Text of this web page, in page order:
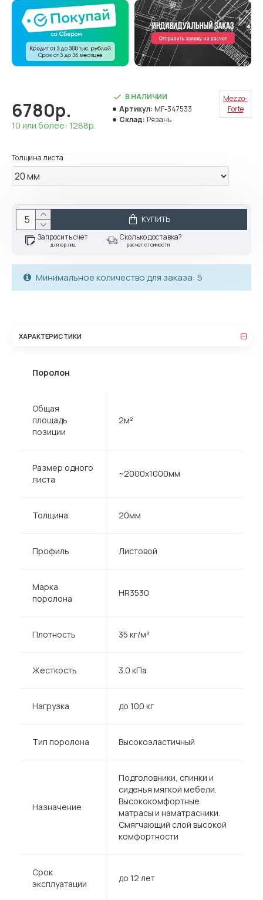
6780р.
10 или более: 1288р.
В НАЛИЧИИ
Артикул: MF-347533
Склад: Рязань
Mezzo-
Forte
Толщина листа
КУПИТЬ
Запросить счет
для юр.лиц
Сколько доставка?
расчет стоимости
Минимальное количество для заказа: 5
ХАРАКТЕРИСТИКИ
Поролон
Общая
площадь
позиции
2м²
Размер одного
листа
~2000х1000мм
Толщина 20мм
Профиль Листовой
Марка
поролона
HR3530
Плотность 35 кг/м³
Жесткость 3.0 кПа
Нагрузка до 100 кг
Тип поролона Высокоэластичный
Назначение
Подголовники, спинки и
сиденья мягкой мебели.
Высококомфортные
матрасы и наматрасники.
Смягчающий слой высокой
комфортности
Срок
эксплуатации
до 12 лет